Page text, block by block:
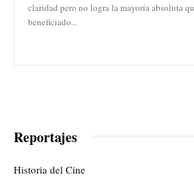
claridad pero no logra la mayoría absoluta
beneficiado...
Reportajes
Historia del Cine